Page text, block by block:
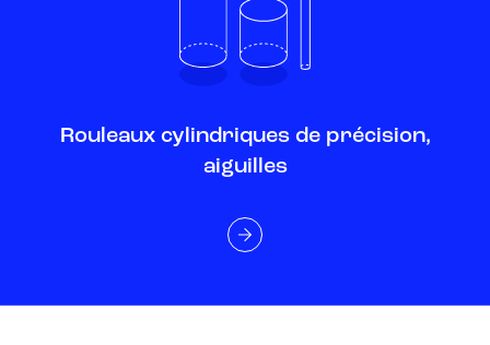
Rouleaux cylindriques de précision,
aiguilles